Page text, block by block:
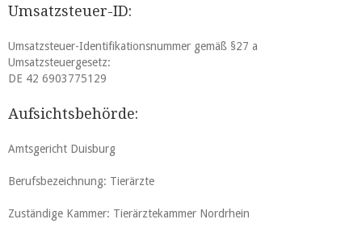
Umsatzsteuer-ID:
Umsatzsteuer-Identifikationsnummer gemäß §27 a
Umsatzsteuergesetz:
DE 42 6903775129
Aufsichtsbehörde:
Amtsgericht Duisburg
Berufsbezeichnung: Tierärzte
Zuständige Kammer: Tierärztekammer Nordrhein